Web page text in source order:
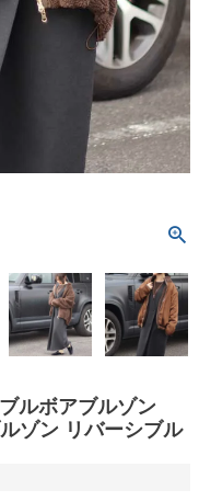
ルボアブルゾン
ン リバーシブル